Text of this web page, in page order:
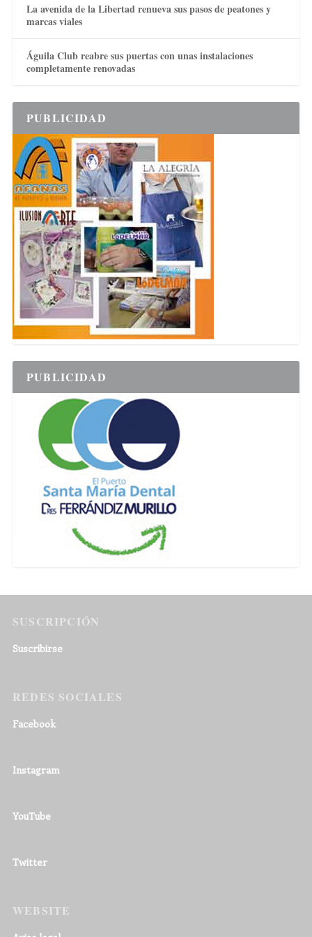
La avenida de la Libertad renueva sus pasos de peatones y
marcas viales
Águila Club reabre sus puertas con unas instalaciones
completamente renovadas
PUBLICIDAD
PUBLICIDAD
SUSCRIPCIÓN
Suscribirse
REDES SOCIALES
Facebook
Instagram
YouTube
Twitter
WEBSITE